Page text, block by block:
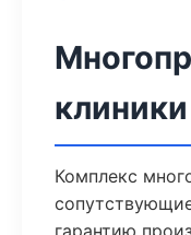
Комплекс
гарантию